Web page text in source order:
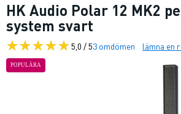
HK Audio Polar 12 MK2
system svart
5,0 / 53 omdömen lämna en
POPULÄRA